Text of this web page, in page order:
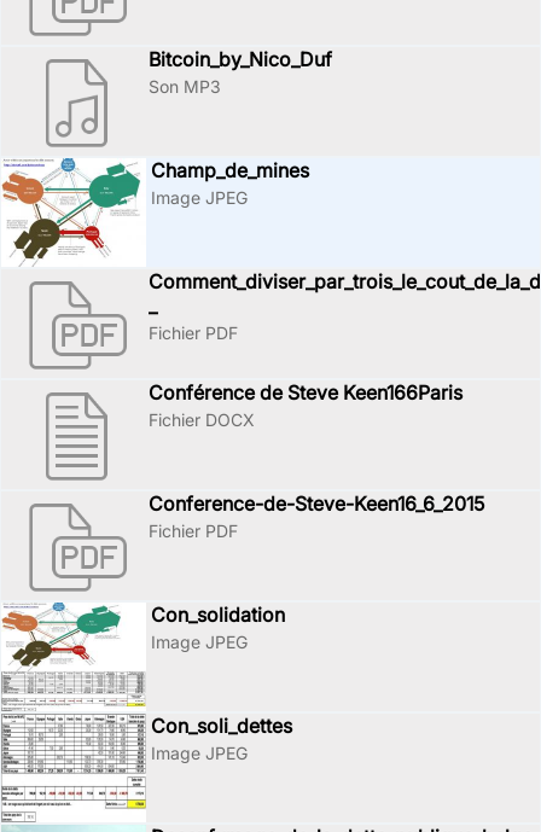
Bitcoin_by_Nico_Duf
Son MP3
Champ_de_mines
Image JPEG
_
Fichier PDF
Conférence de Steve Keen166Paris
Fichier DOCX
Conference-de-Steve-Keen16_6_2015
Fichier PDF
Con_solidation
Image JPEG
Con_soli_dettes
Image JPEG